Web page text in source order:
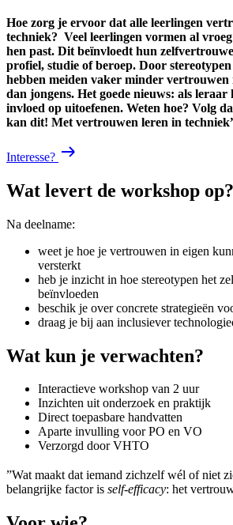
Hoe zorg je ervoor dat alle leerlingen
techniek? Veel leerlingen vormen al
hen past. Dit beïnvloedt hun
profiel, studie of beroep. Door
hebben meiden vaker minder vertrouwen
dan jongens. Het goede nieuws: als
invloed op uitoefenen. Weten hoe? Volg
kan dit! Met vertrouwen leren in
Interesse?
Wat levert de workshop op?
Na deelname:
weet je hoe je vertrouwen in eigen
versterkt
heb je inzicht in hoe stereotypen het
beïnvloeden
beschik je over concrete strategieën
draag je bij aan inclusiever
Wat kun je verwachten?
Interactieve workshop van 2 uur
Inzichten uit onderzoek en praktijk
Direct toepasbare handvatten
Aparte invulling voor PO en VO
Verzorgd door VHTO
”Wat maakt dat iemand zichzelf wél of niet
belangrijke factor is self-efficacy: het